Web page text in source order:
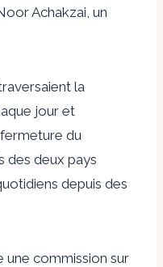
Achakzai, un
la
jour et
du
des deux pays
depuis des
une commission sur